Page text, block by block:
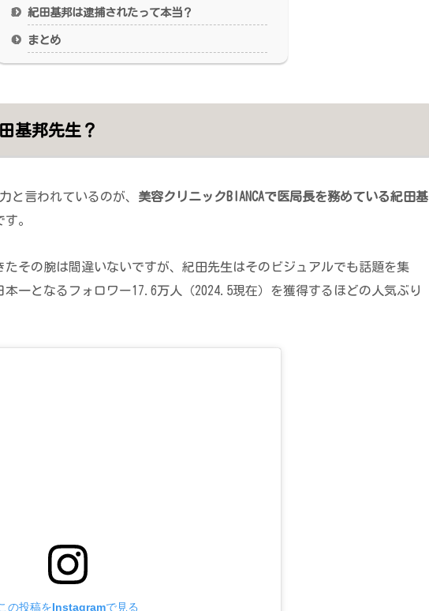
紀田基邦は逮捕されたって本当？
まとめ
基邦先生？
と言われているのが、 美容クリニックBIANCAで医局長を務めている紀田基
す。
たその腕は間違いないですが、紀田先生はそのビジュアルでも話題を集
一となるフォロワー17.6万人（2024.5現在）を獲得するほどの人気ぶり
の投稿をInstagramで見る